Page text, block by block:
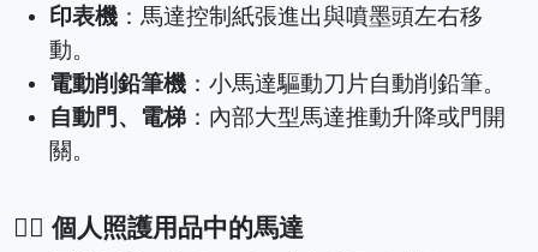
印表機 ：馬達控制紙張進出與噴墨頭左右移
動。
電動削鉛筆機 ：小馬達驅動刀片自動削鉛筆。
自動門、電梯 ：內部大型馬達推動升降或門開
關。
💇‍♀️ 個人照護用品中的馬達